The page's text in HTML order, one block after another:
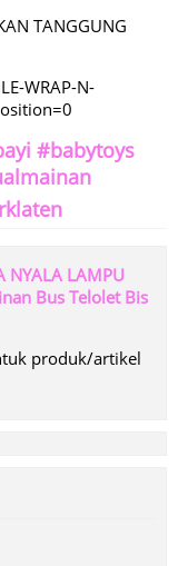
TANGGUNG
WRAP-N-
#babytoys
NYALA LAMPU
Bus Telolet Bis
produk/artikel